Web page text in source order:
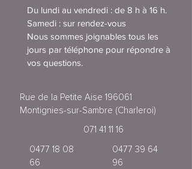
Du lundi au vendredi : de 8 h à 16 h.
Samedi : sur rendez-vous
Nous sommes joignables tous les
jours par téléphone pour répondre à
vos questions.
Rue de la Petite Aise 196061
Montignies-sur-Sambre (Charleroi)
071 41 11 16
0477 18 08
66
0477 39 64
96